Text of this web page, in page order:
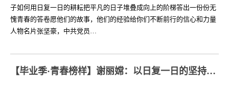
子如何用日复一日的耕耘把平凡的日子堆叠成向上的阶梯答出一份份无
愧青春的答卷愿他们的故事，他们的经验给你们不断前行的信心和力量
人物名片张坚豪，中共党员…
【毕业季·青春榜样】谢丽嫦：以日复一日的坚持，汇聚奔涌向前的力量